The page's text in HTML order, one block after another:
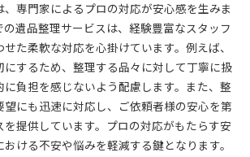
専門家によるプロの対応が安心感を生みま
遺品整理サービスは、経験豊富なスタッフ
た柔軟な対応を心掛けています。例えば、
するため、整理する品々に対して丁寧に扱
負担を感じないよう配慮します。また、整
にも迅速に対応し、ご依頼者様の安心を第
提供しています。プロの対応がもたらす安
ける不安や悩みを軽減する鍵となります。